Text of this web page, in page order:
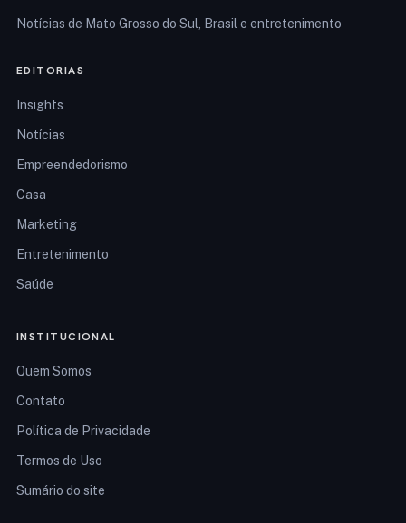
Notícias de Mato Grosso do Sul, Brasil e entretenimento
EDITORIAS
Insights
Notícias
Empreendedorismo
Casa
Marketing
Entretenimento
Saúde
INSTITUCIONAL
Quem Somos
Contato
Política de Privacidade
Termos de Uso
Sumário do site